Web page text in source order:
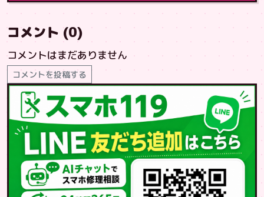
コメント (0)
コメントはまだありません
コメントを投稿する